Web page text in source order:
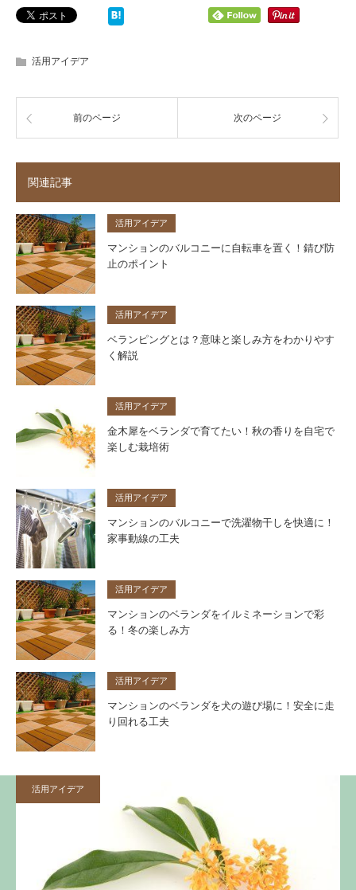
活用アイデア
前のページ 次のページ
関連記事
活用アイデア
マンションのバルコニーに自転車を置く！錆び防
止のポイント
活用アイデア
ベランピングとは？意味と楽しみ方をわかりやす
く解説
活用アイデア
金木犀をベランダで育てたい！秋の香りを自宅で
楽しむ栽培術
活用アイデア
マンションのバルコニーで洗濯物干しを快適に！
家事動線の工夫
活用アイデア
マンションのベランダをイルミネーションで彩
る！冬の楽しみ方
活用アイデア
マンションのベランダを犬の遊び場に！安全に走
り回れる工夫
活用アイデア